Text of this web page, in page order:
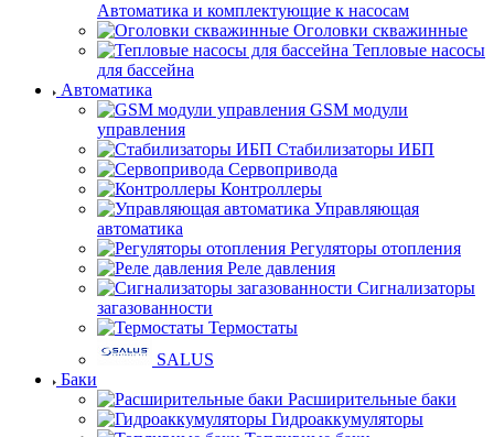
Автоматика и комплектующие к насосам
Оголовки скважинные
Тепловые насосы
для бассейна
Автоматика
GSM модули
управления
Стабилизаторы ИБП
Сервопривода
Контроллеры
Управляющая
автоматика
Регуляторы отопления
Реле давления
Сигнализаторы
загазованности
Термостаты
SALUS
Баки
Расширительные баки
Гидроаккумуляторы